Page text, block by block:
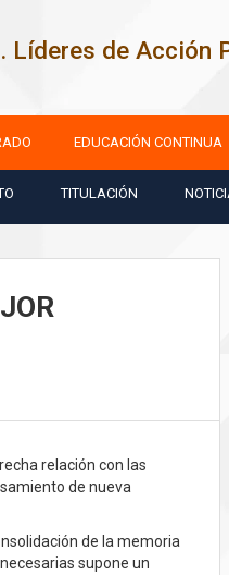
Líderes de Acción
EDUCACIÓN CONTINUA
TITULACIÓN
relación con las
de nueva
de la memoria
supone un